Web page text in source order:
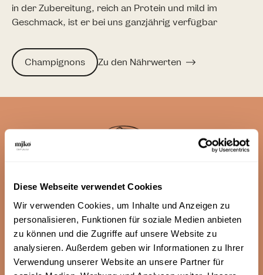
Diese Webseite verwendet Cookies
Wir verwenden Cookies, um Inhalte und Anzeigen zu
personalisieren, Funktionen für soziale Medien anbieten
zu können und die Zugriffe auf unsere Website zu
analysieren. Außerdem geben wir Informationen zu Ihrer
Verwendung unserer Website an unsere Partner für
in der Zubereitung, reich an Protein und mild im
Geschmack, ist er bei uns ganzjährig verfügbar
Champignons Zu den Nährwerten
FAQ